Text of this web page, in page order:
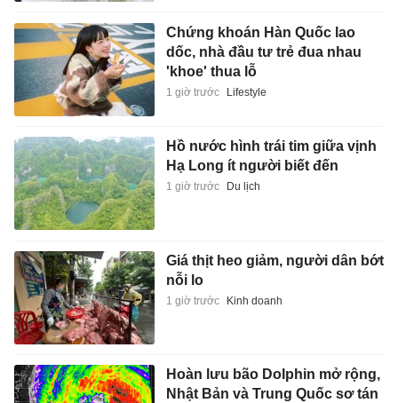
Chứng khoán Hàn Quốc lao
dốc, nhà đầu tư trẻ đua nhau
'khoe' thua lỗ
1 giờ trước Lifestyle
Hồ nước hình trái tim giữa vịnh
Hạ Long ít người biết đến
1 giờ trước Du lịch
Giá thịt heo giảm, người dân bớt
nỗi lo
1 giờ trước Kinh doanh
Hoàn lưu bão Dolphin mở rộng,
Nhật Bản và Trung Quốc sơ tán